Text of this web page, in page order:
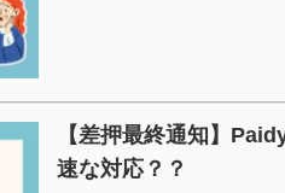
【差押最終通知】
速な対応？？